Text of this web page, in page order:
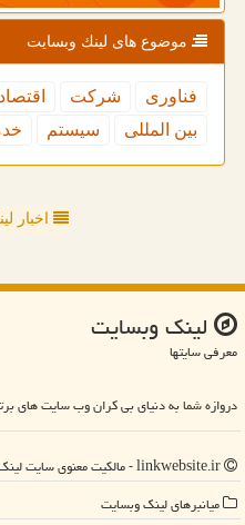
موضوع های لینك وبسایت
فناوری شركت اقتصاد
بین المللی
سیستم
اخبار
لینك وبسایت
معرفی سایتها
دروازه شما به دنیای بی کران وب سایت های
میانبرهای لینك وبسایت